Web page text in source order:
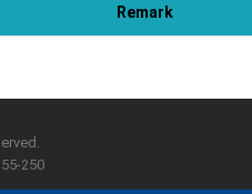
Remark
250